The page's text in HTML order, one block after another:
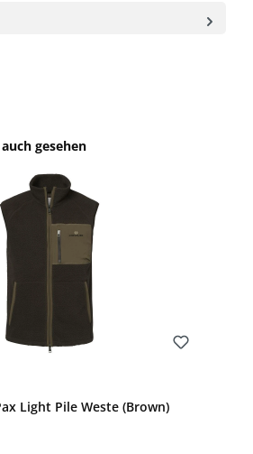
gesehen
Light Pile Weste (Brown)